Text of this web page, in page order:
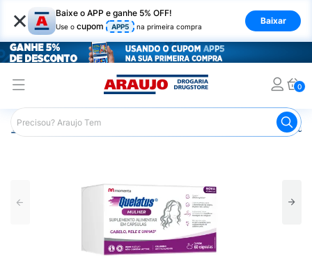
× Baixe o APP e ganhe 5% OFF!
Use o cupom APP5 na primeira compra
Baixar
0
Araujo Beleza e Cuidados